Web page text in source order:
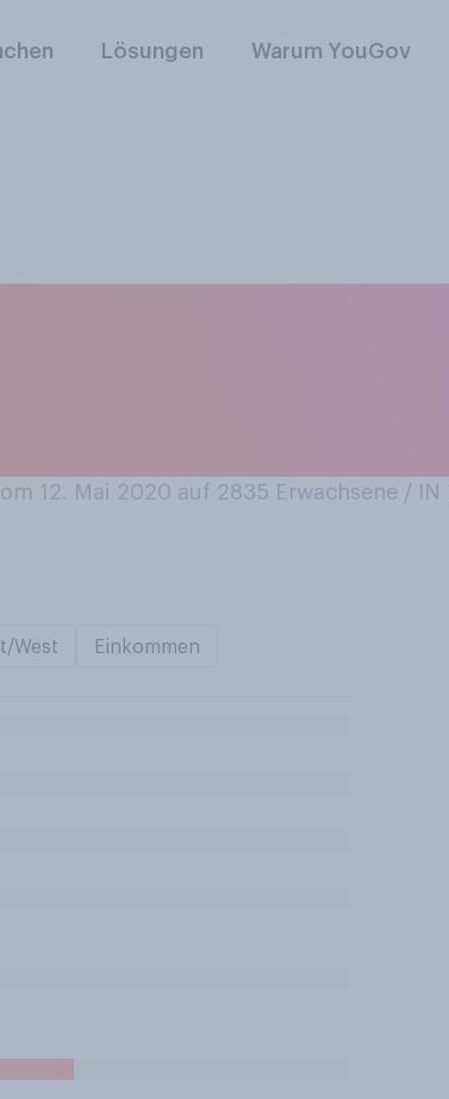
Lösungen Warum YouGov
12. Mai 2020 auf 2835 Erwachsene / IN
West Einkommen